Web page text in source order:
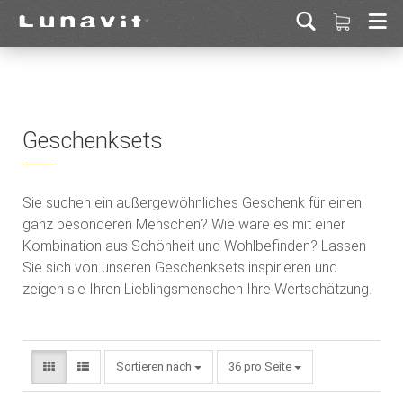
Geschenksets
Sie suchen ein außergewöhnliches Geschenk für einen
ganz besonderen Menschen? Wie wäre es mit einer
Kombination aus Schönheit und Wohlbefinden? Lassen
Sie sich von unseren Geschenksets inspirieren und
zeigen sie Ihren Lieblingsmenschen Ihre Wertschätzung.
Sortieren nach 36 pro Seite